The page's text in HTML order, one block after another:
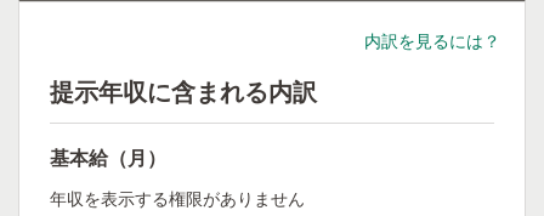
内訳を見るには？
提示年収に含まれる内訳
基本給（月）
年収を表示する権限がありません